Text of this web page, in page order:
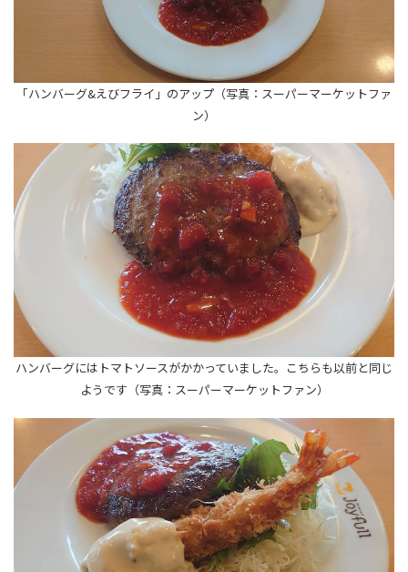
「ハンバーグ&えびフライ」のアップ（写真：スーパーマーケットファ
ン）
ハンバーグにはトマトソースがかかっていました。こちらも以前と同じ
ようです（写真：スーパーマーケットファン）